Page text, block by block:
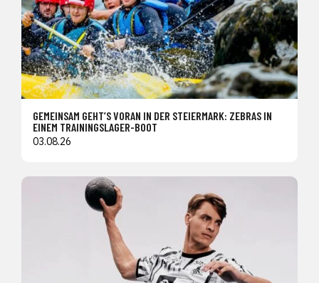
GEMEINSAM GEHT’S VORAN IN DER STEIERMARK: ZEBRAS IN
EINEM TRAININGSLAGER-BOOT
03.08.26